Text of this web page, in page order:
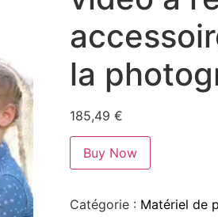
la
185,49 €
Buy Now
Catégorie : Matériel de